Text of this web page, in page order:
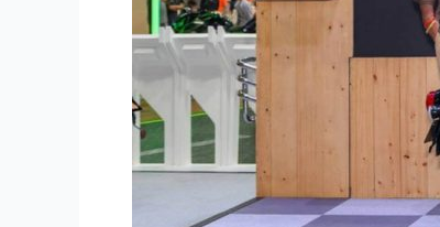
超
越
时
光
的
经